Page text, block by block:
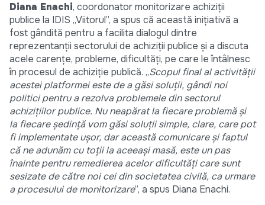
Diana Enachi, coordonator monitorizare achiziții
publice la IDIS „Viitorul”, a spus că această inițiativă a
fost gândită pentru a facilita dialogul dintre
reprezentanții sectorului de achiziții publice și a discuta
acele carențe, probleme, dificultăți, pe care le întâlnesc
în procesul de achiziție publică. „Scopul final al activității
acestei platformei este de a găsi soluții, gândi noi
politici pentru a rezolva problemele din sectorul
achizițiilor publice. Nu neapărat la fiecare problemă și
la fiecare ședință vom găsi soluții simple, clare, care pot
fi implementate ușor, dar această comunicare și faptul
că ne adunăm cu toții la aceeași masă, este un pas
înainte pentru remedierea acelor dificultăți care sunt
sesizate de către noi cei din societatea civilă, ca urmare
a procesului de monitorizare”, a spus Diana Enachi.